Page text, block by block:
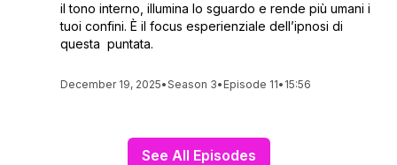
il tono interno, illumina lo sguardo e rende più umani i
tuoi confini. È il focus esperienziale dell’ipnosi di
questa puntata.
December 19, 2025•Season 3• Episode 11• 15:56
See All Episodes